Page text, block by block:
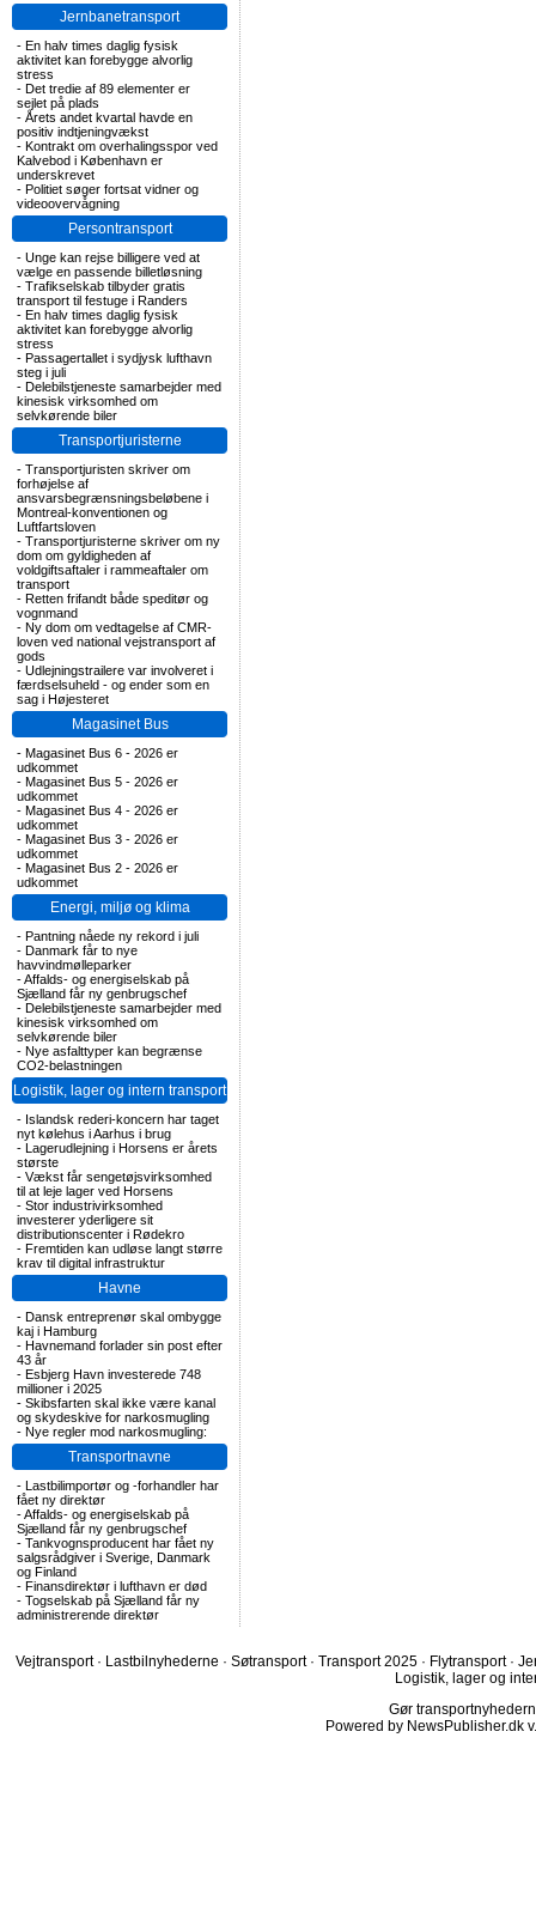
Jernbanetransport
- En halv times daglig fysisk
aktivitet kan forebygge alvorlig
stress
- Det tredie af 89 elementer er
sejlet på plads
- Årets andet kvartal havde en
positiv indtjeningvækst
- Kontrakt om overhalingsspor ved
Kalvebod i København er
underskrevet
- Politiet søger fortsat vidner og
videoovervågning
Persontransport
- Unge kan rejse billigere ved at
vælge en passende billetløsning
- Trafikselskab tilbyder gratis
transport til festuge i Randers
- En halv times daglig fysisk
aktivitet kan forebygge alvorlig
stress
- Passagertallet i sydjysk lufthavn
steg i juli
- Delebilstjeneste samarbejder med
kinesisk virksomhed om
selvkørende biler
Transportjuristerne
- Transportjuristen skriver om
forhøjelse af
ansvarsbegrænsningsbeløbene i
Montreal-konventionen og
Luftfartsloven
- Transportjuristerne skriver om ny
dom om gyldigheden af
voldgiftsaftaler i rammeaftaler om
transport
- Retten frifandt både speditør og
vognmand
- Ny dom om vedtagelse af CMR-
loven ved national vejstransport af
gods
- Udlejningstrailere var involveret i
færdselsuheld - og ender som en
sag i Højesteret
Magasinet Bus
- Magasinet Bus 6 - 2026 er
udkommet
- Magasinet Bus 5 - 2026 er
udkommet
- Magasinet Bus 4 - 2026 er
udkommet
- Magasinet Bus 3 - 2026 er
udkommet
- Magasinet Bus 2 - 2026 er
udkommet
Energi, miljø og klima
- Pantning nåede ny rekord i juli
- Danmark får to nye
havvindmølleparker
-Affalds- og energiselskab på
Sjælland får ny genbrugschef
- Delebilstjeneste samarbejder med
kinesisk virksomhed om
selvkørende biler
- Nye asfalttyper kan begrænse
CO2-belastningen
Logistik, lager og intern transport
- Islandsk rederi-koncern har taget
nyt kølehus i Aarhus i brug
- Lagerudlejning i Horsens er årets
største
- Vækst får sengetøjsvirksomhed
til at leje lager ved Horsens
- Stor industrivirksomhed
investerer yderligere sit
distributionscenter i Rødekro
- Fremtiden kan udløse langt større
krav til digital infrastruktur
Havne
- Dansk entreprenør skal ombygge
kaj i Hamburg
- Havnemand forlader sin post efter
43 år
- Esbjerg Havn investerede 748
millioner i 2025
- Skibsfarten skal ikke være kanal
og skydeskive for narkosmugling
- Nye regler mod narkosmugling:
Transportnavne
- Lastbilimportør og -forhandler har
fået ny direktør
-Affalds- og energiselskab på
Sjælland får ny genbrugschef
- Tankvognsproducent har fået ny
salgsrådgiver i Sverige, Danmark
og Finland
- Finansdirektør i lufthavn er død
- Togselskab på Sjælland får ny
administrerende direktør
Vejtransport · Lastbilnyhederne · Søtransport · Transport 2025 · Flytransport ·
Logistik, lager og
Gør
Powered by NewsPublisher.dk